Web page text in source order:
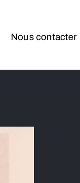
Nous contacter